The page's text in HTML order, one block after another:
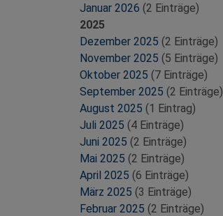
Januar 2026 (2 Einträge)
2025
Dezember 2025 (2 Einträge)
November 2025 (5 Einträge)
Oktober 2025 (7 Einträge)
September 2025 (2 Einträge)
August 2025 (1 Eintrag)
Juli 2025 (4 Einträge)
Juni 2025 (2 Einträge)
Mai 2025 (2 Einträge)
April 2025 (6 Einträge)
März 2025 (3 Einträge)
Februar 2025 (2 Einträge)